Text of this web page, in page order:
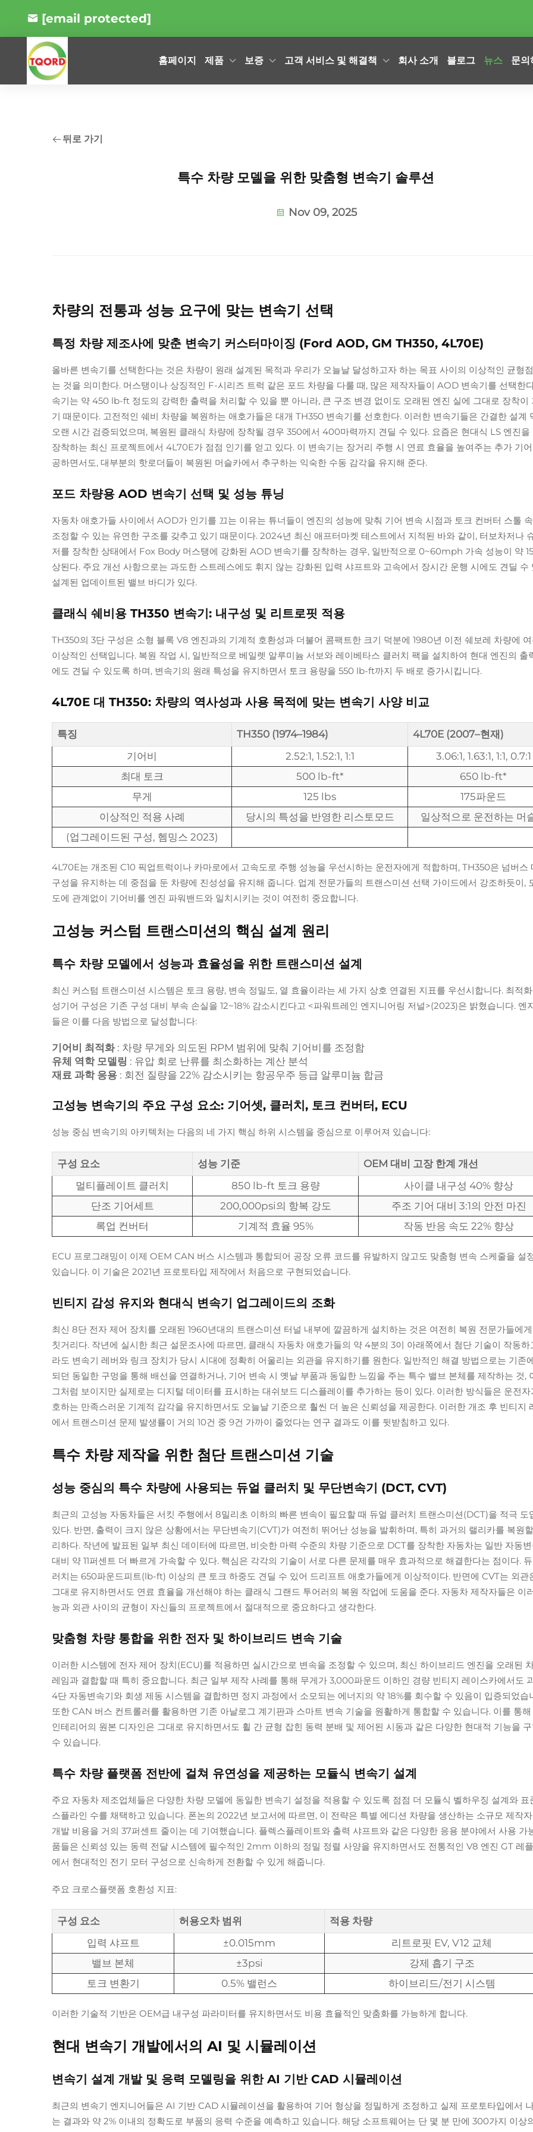
[email protected]
홈페이지 제품 보증 고객 서비스 및 해결책 회사 소개 블로그 뉴스 문의
뒤로 가기
특수 차량 모델을 위한 맞춤형 변속기 솔루션
Nov 09, 2025
차량의 전통과 성능 요구에 맞는 변속기 선택
특정 차량 제조사에 맞춘 변속기 커스터마이징 (Ford AOD, GM TH350, 4L70E)
올바른 변속기를 선택한다는 것은 차량이 원래 설계된 목적과 우리가 오늘날 달성하고자 하는 목표 사이의 이상적인 균형
는 것을 의미한다. 머스탱이나 상징적인 F-시리즈 트럭 같은 포드 차량을 다룰 때, 많은 제작자들이 AOD 변속기를 선택한
속기는 약 450 lb-ft 정도의 강력한 출력을 처리할 수 있을 뿐 아니라, 큰 구조 변경 없이도 오래된 엔진 실에 그대로 장착이
기 때문이다. 고전적인 쉐비 차량을 복원하는 애호가들은 대개 TH350 변속기를 선호한다. 이러한 변속기들은 간결한 설계
오랜 시간 검증되었으며, 복원된 클래식 차량에 장착될 경우 350에서 400마력까지 견딜 수 있다. 요즘은 현대식 LS 엔진을
장착하는 최신 프로젝트에서 4L70E가 점점 인기를 얻고 있다. 이 변속기는 장거리 주행 시 연료 효율을 높여주는 추가 기
공하면서도, 대부분의 핫로더들이 복원된 머슬카에서 추구하는 익숙한 수동 감각을 유지해 준다.
포드 차량용 AOD 변속기 선택 및 성능 튜닝
자동차 애호가들 사이에서 AOD가 인기를 끄는 이유는 튜너들이 엔진의 성능에 맞춰 기어 변속 시점과 토크 컨버터 스톨
조정할 수 있는 유연한 구조를 갖추고 있기 때문이다. 2024년 최신 애프터마켓 테스트에서 지적된 바와 같이, 터보차저나
저를 장착한 상태에서 Fox Body 머스탱에 강화된 AOD 변속기를 장착하는 경우, 일반적으로 0~60mph 가속 성능이 약
상된다. 주요 개선 사항으로는 과도한 스트레스에도 휘지 않는 강화된 입력 샤프트와 고속에서 장시간 운행 시에도 견딜 수
설계된 업데이트된 밸브 바디가 있다.
클래식 쉐비용 TH350 변속기: 내구성 및 리트로핏 적용
TH350의 3단 구성은 소형 블록 V8 엔진과의 기계적 호환성과 더불어 콤팩트한 크기 덕분에 1980년 이전 쉐보레 차량에 여
이상적인 선택입니다. 복원 작업 시, 일반적으로 베일렛 알루미늄 서보와 레이베타스 클러치 팩을 설치하여 현대 엔진의 출
에도 견딜 수 있도록 하며, 변속기의 원래 특성을 유지하면서 토크 용량을 550 lb-ft까지 두 배로 증가시킵니다.
4L70E 대 TH350: 차량의 역사성과 사용 목적에 맞는 변속기 사양 비교
특징 TH350 (1974–1984)
4L70E (2007–현재)
기어비
2.52:1, 1.52:1, 1:1
3.06:1, 1.63:1, 1:1, 0.7:1
최대 토크
500 lb-ft*
650 lb-ft*
무게
125 lbs
175파운드
이상적인 적용 사례
당시의 특성을 반영한 리스토모드
일상적으로 운전하는 머
(업그레이드된 구성, 헴밍스 2023)
4L70E는 개조된 C10 픽업트럭이나 카마로에서 고속도로 주행 성능을 우선시하는 운전자에게 적합하며, TH350은 넘버스
구성을 유지하는 데 중점을 둔 차량에 진성성을 유지해 줍니다. 업계 전문가들의 트랜스미션 선택 가이드에서 강조하듯이,
도에 관계없이 기어비를 엔진 파워밴드와 일치시키는 것이 여전히 중요합니다.
고성능 커스텀 트랜스미션의 핵심 설계 원리
특수 차량 모델에서 성능과 효율성을 위한 트랜스미션 설계
최신 커스텀 트랜스미션 시스템은 토크 용량, 변속 정밀도, 열 효율이라는 세 가지 상호 연결된 지표를 우선시합니다. 최적
성기어 구성은 기존 구성 대비 부속 손실을 12~18% 감소시킨다고 <파워트레인 엔지니어링 저널>(2023)은 밝혔습니다. 엔
들은 이를 다음 방법으로 달성합니다:
기어비 최적화 : 차량 무게와 의도된 RPM 범위에 맞춰 기어비를 조정함
유체 역학 모델링 : 유압 회로 난류를 최소화하는 계산 분석
재료 과학 응용 : 회전 질량을 22% 감소시키는 항공우주 등급 알루미늄 합금
고성능 변속기의 주요 구성 요소: 기어셋, 클러치, 토크 컨버터, ECU
성능 중심 변속기의 아키텍처는 다음의 네 가지 핵심 하위 시스템을 중심으로 이루어져 있습니다:
구성 요소 성능 기준
OEM 대비 고장 한계 개선
멀티플레이트 클러치
850 lb-ft 토크 용량
사이클 내구성 40% 향상
단조 기어세트
200,000psi의 항복 강도
주조 기어 대비 3:1의 안전 마진
록업 컨버터
기계적 효율 95% 작동 반응 속도 22% 향상
ECU 프로그래밍이 이제 OEM CAN 버스 시스템과 통합되어 공장 오류 코드를 유발하지 않고도 맞춤형 변속 스케줄을 설
있습니다. 이 기술은 2021년 프로토타입 제작에서 처음으로 구현되었습니다.
빈티지 감성 유지와 현대식 변속기 업그레이드의 조화
최신 8단 전자 제어 장치를 오래된 1960년대의 트랜스미션 터널 내부에 깔끔하게 설치하는 것은 여전히 복원 전문가들에
칫거리다. 작년에 실시한 최근 설문조사에 따르면, 클래식 자동차 애호가들의 약 4분의 3이 아래쪽에서 첨단 기술이 작동하
라도 변속기 레버와 링크 장치가 당시 시대에 정확히 어울리는 외관을 유지하기를 원한다. 일반적인 해결 방법으로는 기존
되던 동일한 구멍을 통해 배선을 연결하거나, 기어 변속 시 옛날 부품과 동일한 느낌을 주는 특수 밸브 본체를 제작하는 것,
그처럼 보이지만 실제로는 디지털 데이터를 표시하는 대쉬보드 디스플레이를 추가하는 등이 있다. 이러한 방식들은 운전자
호하는 만족스러운 기계적 감각을 유지하면서도 오늘날 기준으로 훨씬 더 높은 신뢰성을 제공한다. 이러한 개조 후 빈티지
에서 트랜스미션 문제 발생률이 거의 10건 중 9건 가까이 줄었다는 연구 결과도 이를 뒷받침하고 있다.
특수 차량 제작을 위한 첨단 트랜스미션 기술
성능 중심의 특수 차량에 사용되는 듀얼 클러치 및 무단변속기 (DCT, CVT)
최근의 고성능 자동차들은 서킷 주행에서 8밀리초 이하의 빠른 변속이 필요할 때 듀얼 클러치 트랜스미션(DCT)을 적극 도
있다. 반면, 출력이 크지 않은 상황에서는 무단변속기(CVT)가 여전히 뛰어난 성능을 발휘하며, 특히 과거의 랠리카를 복원
리하다. 작년에 발표된 일부 최신 데이터에 따르면, 비슷한 마력 수준의 차량 기준으로 DCT를 장착한 자동차는 일반 자동변
대비 약 11퍼센트 더 빠르게 가속할 수 있다. 핵심은 각각의 기술이 서로 다른 문제를 매우 효과적으로 해결한다는 점이다.
러치는 650파운드피트(lb-ft) 이상의 큰 토크 하중도 견딜 수 있어 드리프트 애호가들에게 이상적이다. 반면에 CVT는 외관
그대로 유지하면서도 연료 효율을 개선해야 하는 클래식 그랜드 투어러의 복원 작업에 도움을 준다. 자동차 제작자들은 이
능과 외관 사이의 균형이 자신들의 프로젝트에서 절대적으로 중요하다고 생각한다.
맞춤형 차량 통합을 위한 전자 및 하이브리드 변속 기술
이러한 시스템에 전자 제어 장치(ECU)를 적용하면 실시간으로 변속을 조정할 수 있으며, 최신 하이브리드 엔진을 오래된
레임과 결합할 때 특히 중요합니다. 최근 일부 제작 사례를 통해 무게가 3,000파운드 이하인 경량 빈티지 레이스카에서도
4단 자동변속기와 회생 제동 시스템을 결합하면 정지 과정에서 소모되는 에너지의 약 18%를 회수할 수 있음이 입증되었습
또한 CAN 버스 컨트롤러를 활용하면 기존 아날로그 계기판과 스마트 변속 기술을 원활하게 통합할 수 있습니다. 이를 통해
인테리어의 원본 디자인은 그대로 유지하면서도 휠 간 균형 잡힌 동력 분배 및 제어된 시동과 같은 다양한 현대적 기능을
수 있습니다.
특수 차량 플랫폼 전반에 걸쳐 유연성을 제공하는 모듈식 변속기 설계
주요 자동차 제조업체들은 다양한 차량 모델에 동일한 변속기 설정을 적용할 수 있도록 점점 더 모듈식 벨하우징 설계와 표
스플라인 수를 채택하고 있습니다. 폰논의 2022년 보고서에 따르면, 이 전략은 특별 에디션 차량을 생산하는 소규모 제작
개발 비용을 거의 37퍼센트 줄이는 데 기여했습니다. 플렉스플레이트와 출력 샤프트와 같은 다양한 응용 분야에서 사용 가
품들은 신뢰성 있는 동력 전달 시스템에 필수적인 2mm 이하의 정밀 정렬 사양을 유지하면서도 전통적인 V8 엔진 GT 레
에서 현대적인 전기 모터 구성으로 신속하게 전환할 수 있게 해줍니다.
주요 크로스플랫폼 호환성 지표:
구성 요소 허용오차 범위
적용 차량
입력 샤프트
±0.015mm
리트로핏 EV, V12 교체
밸브 본체
±3psi
강제 흡기 구조
토크 변환기
0.5% 밸런스 하이브리드/전기 시스템
이러한 기술적 기반은 OEM급 내구성 파라미터를 유지하면서도 비용 효율적인 맞춤화를 가능하게 합니다.
현대 변속기 개발에서의 AI 및 시뮬레이션
변속기 설계 개발 및 응력 모델링을 위한 AI 기반 CAD 시뮬레이션
최근의 변속기 엔지니어들은 AI 기반 CAD 시뮬레이션을 활용하여 기어 형상을 정밀하게 조정하고 실제 프로토타입에서
는 결과와 약 2% 이내의 정확도로 부품의 응력 수준을 예측하고 있습니다. 해당 소프트웨어는 단 몇 분 만에 300가지 이상